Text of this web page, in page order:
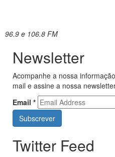
96.9 e 106.8 FM
Newsletter
Acompanhe a nossa
mail e assine a nossa
Email *
Twitter Feed